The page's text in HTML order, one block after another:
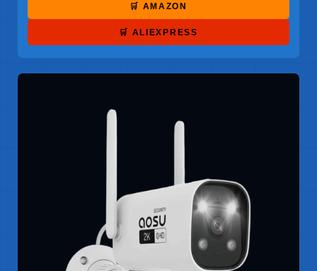
🛒 AMAZON
🛒 ALIEXPRESS